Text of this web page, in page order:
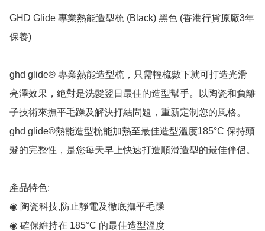
GHD Glide 專業熱能造型梳 (Black) 黑色 (香港行貨原廠3年
保養)
ghd glide® 專業熱能造型梳，只需輕梳數下就可打造光滑
亮澤效果，絶對是洗髮翌日最佳的造型幫手。以陶瓷和負離
子技術來撫平毛躁及解決打結問題，重新定制您的風格。
ghd glide®熱能造型梳能加熱至最佳造型溫度185°C 保持頭
髮的完整性，是您每天早上快速打造順滑造型的最佳伴侶。
產品特色:
◉ 陶瓷科技,防止靜電及徹底撫平毛躁
◉ 確保維持在 185°C 的最佳造型溫度